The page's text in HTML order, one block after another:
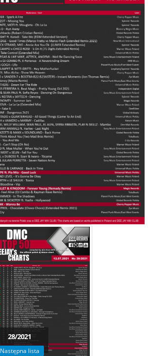
28/2021
Następna lista